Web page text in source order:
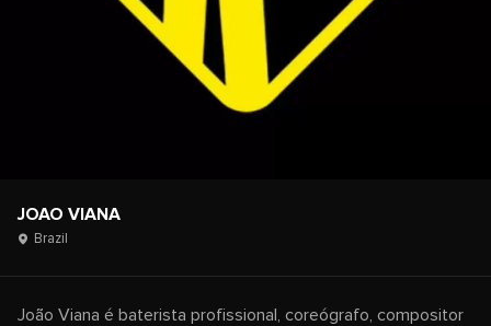
JOAO VIANA
Brazil
João Viana é baterista profissional, coreógrafo, compositor